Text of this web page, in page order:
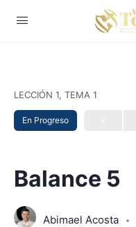
LECCIÓN 1, TEMA 1
En Progreso
Balance 5
Abimael Acosta